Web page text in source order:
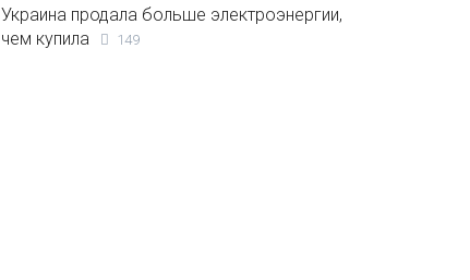
Украина продала больше электроэнергии,
чем купила
149